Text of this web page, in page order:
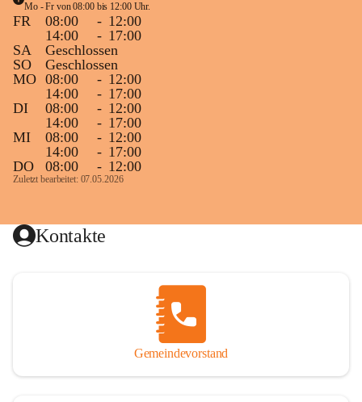
Mo - Fr von 08:00 bis 12:00 Uhr.
FR 08:00 - 12:00
14:00
- 17:00
SA
Geschlossen
SO
Geschlossen
MO 08:00 - 12:00
14:00
- 17:00
DI
08:00 - 12:00
14:00
- 17:00
MI
08:00 - 12:00
14:00
- 17:00
DO
08:00 - 12:00
Zuletzt bearbeitet: 07.05.2026
Kontakte
Gemeindevorstand